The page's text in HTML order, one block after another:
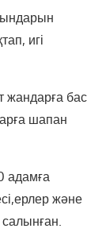
игі
жандарға бас
шапан
адамға
және